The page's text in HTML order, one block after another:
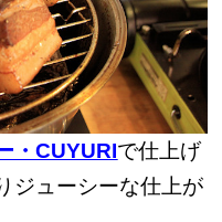
・CUYURIで仕上げ
ジューシーな仕上が